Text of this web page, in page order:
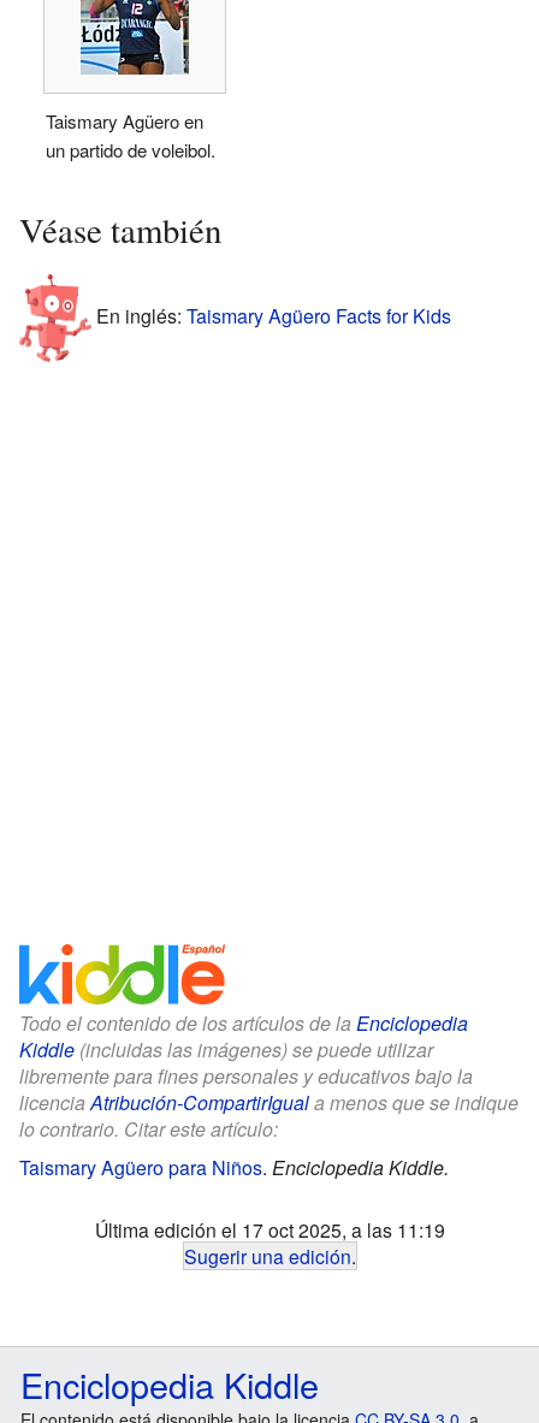
Taismary Agüero en
un partido de voleibol.
Véase también
En inglés: Taismary Agüero Facts for Kids
Todo el contenido de los artículos de la Enciclopedia
Kiddle (incluidas las imágenes) se puede utilizar
libremente para fines personales y educativos bajo la
licenciaAtribución-CompartirIguala menos que se indique
lo contrario. Citar este artículo:
Taismary Agüero para Niños. Enciclopedia Kiddle.
Última edición el 17 oct 2025, a las 11:19
Sugerir una edición.
Enciclopedia Kiddle